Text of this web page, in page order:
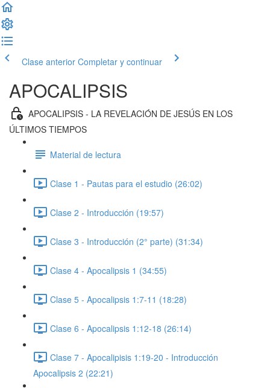
Clase anterior Completar y continuar
APOCALIPSIS
APOCALIPSIS - LA REVELACIÓN DE JESÚS EN LOS
ÚLTIMOS TIEMPOS
Material de lectura
Clase 1 - Pautas para el estudio (26:02)
Clase 2 - Introducción (19:57)
Clase 3 - Introducción (2° parte) (31:34)
Clase 4 - Apocalipsis 1 (34:55)
Clase 5 - Apocalipsis 1:7-11 (18:28)
Clase 6 - Apocalipsis 1:12-18 (26:14)
Clase 7 - Apocalipisis 1:19-20 - Introducción
Apocalipsis 2 (22:21)